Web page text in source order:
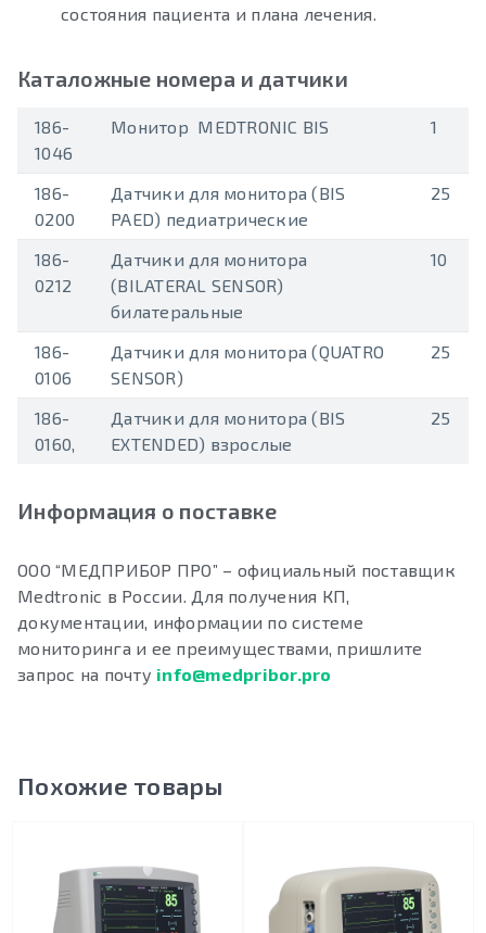
состояния пациента и плана лечения.
Каталожные номера и датчики
186-
1046
Монитор MEDTRONIC BIS 1
186-
0200
Датчики для монитора (BIS
PAED) педиатрические
25
186-
0212
Датчики для монитора
(BILATERAL SENSOR)
билатеральные
10
186-
0106
Датчики для монитора (QUATRO
SENSOR)
25
186-
0160,
Датчики для монитора (BIS
EXTENDED) взрослые
25
Информация о поставке
ООО “МЕДПРИБОР ПРО” – официальный поставщик
Medtronic в России. Для получения КП,
документации, информации по системе
мониторинга и ее преимуществами, пришлите
запрос на почту info@medpribor.pro
Похожие товары